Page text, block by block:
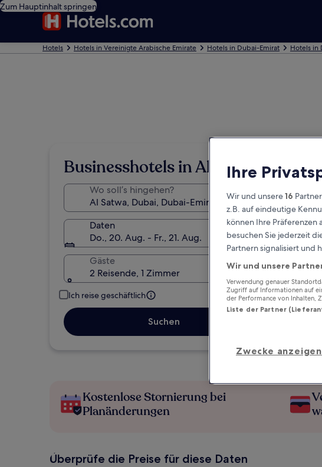
Zum Hauptinhalt springen
Hotels Hotels in Vereinigte Arabische Emirate Hotels in Dubai-Emirat Hotels in
Businesshotels in Al Satwa
Wo soll’s hingehen?
Daten
Do., 20. Aug. - Fr., 21. Aug.
Gäste
2 Reisende, 1 Zimmer
Ich reise geschäftlich
Suchen
Kostenlose Stornierung bei
Planänderungen
Überprüfe die Preise für diese Daten
Ihre
Wir und unsere16
z.B. auf eindeutige
können Ihre
besuchen Sie jederzeit
Partnern signalisiert und
Wir und unsere
Verwendung genauer
Zugriff auf Informationen auf
der Performance von Inhalten,
Liste der Partner
Zwecke anzeigen